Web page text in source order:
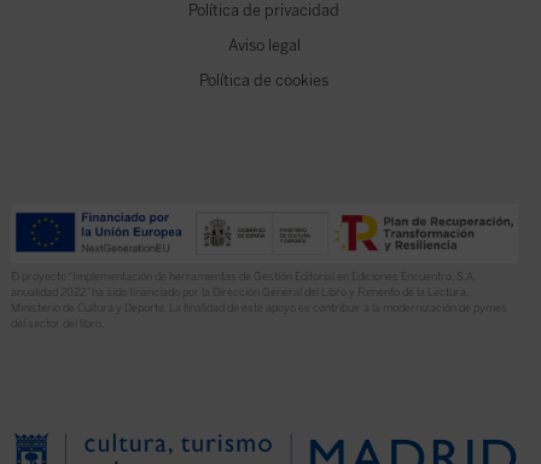
Política de privacidad
Aviso legal
Política de cookies
El proyecto “Implementación de herramientas de Gestión Editorial en Ediciones Encuentro, S.A.
anualidad 2022” ha sido financiado por la Dirección General del Libro y Fomento de la Lectura,
Ministerio de Cultura y Deporte. La finalidad de este apoyo es contribuir a la modernización de pymes
del sector del libro.